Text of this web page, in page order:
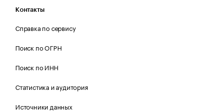
Контакты
Справка по сервису
Поиск по ОГРН
Поиск по ИНН
Статистика и аудитория
Источники данных